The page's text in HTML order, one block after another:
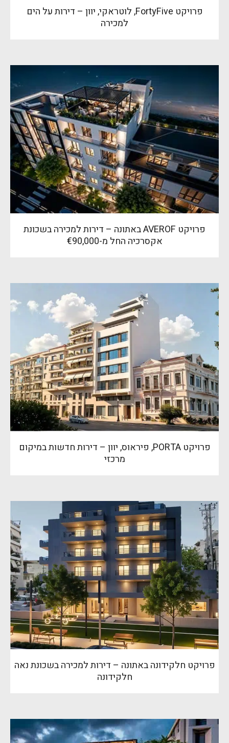
פרויקט FortyFive, לוטראקי, יוון – דירות על הים
למכירה
פרויקט AVEROF באתונה – דירות למכירה בשכונת
אקסרכיה החל מ-€90,000
פרויקט PORTA, פיראוס, יוון – דירות חדשות במיקום
מרכזי
פרויקט חלקידונה באתונה – דירות למכירה בשכונת נאה
חלקידונה